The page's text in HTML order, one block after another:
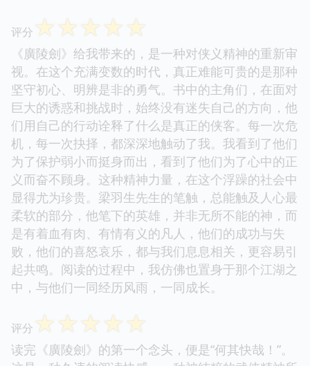
评分 ☆☆☆☆☆
《廣陵劍》给我带来的，是一种对侠义精神的重新审
视。在这个充满变数的时代，真正难能可贵的是那种
坚守初心、明辨是非的勇气。书中的主角们，在面对
巨大的诱惑和挑战时，始终没有迷失自己的方向，他
们用自己的行动诠释了什么是真正的侠客。每一次危
机，每一次抉择，都深深地触动了我。我看到了他们
为了保护弱小而挺身而出，看到了他们为了心中的正
义而奋不顾身。这种精神力量，在这个浮躁的社会中
显得尤为珍贵。梁羽生先生的笔触，总能触及人心最
柔软的部分，他笔下的英雄，并非无所不能的神，而
是有着血有肉、有情有义的凡人，他们的成功与失
败，他们的喜怒哀乐，都与我们息息相关，更容易引
起共鸣。阅读的过程中，我仿佛也置身于那个江湖之
中，与他们一同经历风雨，一同成长。
评分 ☆☆☆☆☆
读完《廣陵劍》的第一个念头，便是“何其快哉！”。